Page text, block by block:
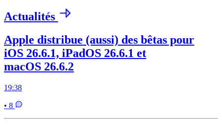
Actualités
Apple distribue (aussi) des bêtas pour
iOS 26.6.1, iPadOS 26.6.1 et
macOS 26.6.2
19:38
• 8